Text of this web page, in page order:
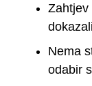
Zahtjev
Nema
odabir